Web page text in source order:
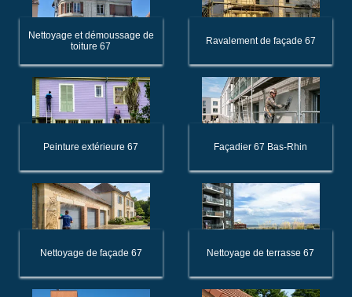
Nettoyage et démoussage de
toiture 67
Ravalement de façade 67
Peinture extérieure 67 Façadier 67 Bas-Rhin
Nettoyage de façade 67 Nettoyage de terrasse 67